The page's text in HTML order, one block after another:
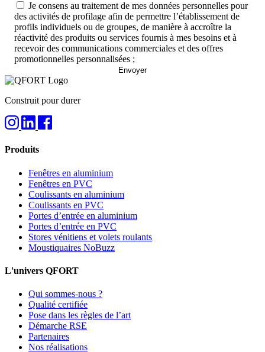
Je consens au traitement de mes données personnelles pour
des activités de profilage afin de permettre l’établissement de
profils individuels ou de groupes, de manière à accroître la
réactivité des produits ou services fournis à mes besoins et à
recevoir des communications commerciales et des offres
promotionnelles personnalisées ;
Construit pour durer
Produits
Fenêtres en aluminium
Fenêtres en PVC
Coulissants en aluminium
Coulissants en PVC
Portes d’entrée en aluminium
Portes d’entrée en PVC
Stores vénitiens et volets roulants
Moustiquaires NoBuzz
L'univers QFORT
Qui sommes-nous ?
Qualité certifiée
Pose dans les règles de l’art
Démarche RSE
Partenaires
Nos réalisations